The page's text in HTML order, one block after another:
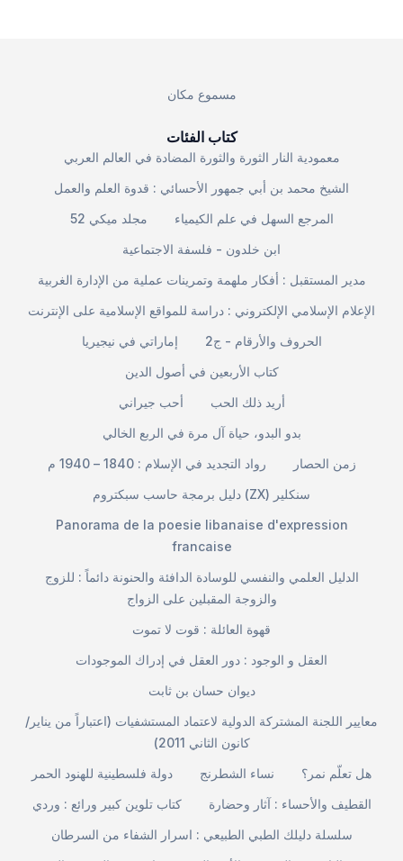
مسموع مكان
كتاب الفئات
معمودية النار الثورة والثورة المضادة في العالم العربي
الشيخ محمد بن أبي جمهور الأحسائي : قدوة العلم والعمل
مجلد ميكي 52
المرجع السهل في علم الكيمياء
ابن خلدون - فلسفة الاجتماعية
مدير المستقبل : أفكار ملهمة وتمرينات عملية من الإدارة الغربية
الإعلام الإسلامي الإلكتروني : دراسة للمواقع الإسلامية على الإنترنت
إماراتي في نيجيريا
الحروف والأرقام - ج2
كتاب الأربعين في أصول الدين
أحب جيراني
أريد ذلك الحب
بدو البدو، حياة آل مرة في الربع الخالي
رواد التجديد في الإسلام : 1840 – 1940 م
زمن الحصار
دليل برمجة حاسب سبكتروم (ZX) سنكلير
Panorama de la poesie libanaise d'expression
francaise
الدليل العلمي والنفسي للوسادة الدافئة والحنونة دائماً : للزوج
والزوجة المقبلين على الزواج
قهوة العائلة : قوت لا تموت
العقل و الوجود : دور العقل في إدراك الموجودات
ديوان حسان بن ثابت
معايير اللجنة المشتركة الدولية لاعتماد المستشفيات (اعتباراً من يناير/
كانون الثاني 2011)
دولة فلسطينية للهنود الحمر
نساء الشطرنج
هل تعلّم نمر؟
كتاب تلوين كبير ورائع : وردي
القطيف والأحساء : آثار وحضارة
سلسلة دليلك الطبي الطبيعي : اسرار الشفاء من السرطان